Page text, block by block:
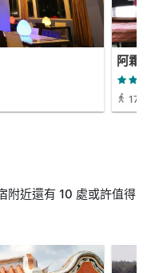
阿霜
17 分
附近還有 10 處或許值得